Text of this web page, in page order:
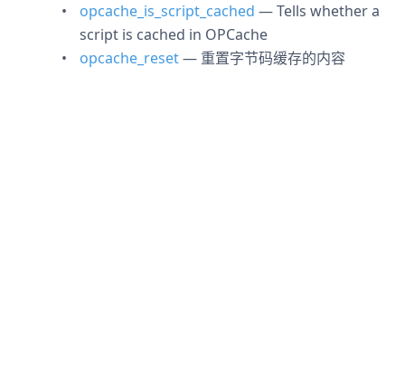
opcache_is_script_cached — Tells whether a
script is cached in OPCache
opcache_reset— 重置字节码缓存的内容